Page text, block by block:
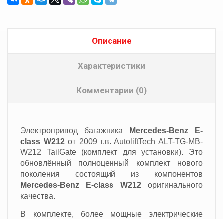
Описание
Характеристики
Комментарии (0)
Электропривод багажника Mercedes-Benz
E-
class W212от 2009 г.в. AutoliftTech ALT-TG-MB-
W212 TailGate
(комплект для установки). Это
обновлённый полноценный комплект нового
поколения состоящий из компонентов
Mercedes-Benz E-class W212 оригинального
качества.
В комплекте, более мощные электрические